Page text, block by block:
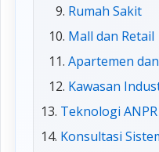
Rumah Sakit
Mall dan Retail
Apartemen
Kawasan
Teknologi ANPR
Konsultasi